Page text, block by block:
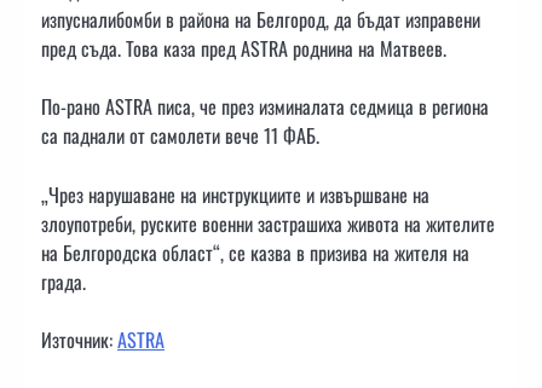
изпусналибомби в района на Белгород, да бъдат изправени
пред съда. Това каза пред ASTRA роднина на Матвеев.
По-рано ASTRA писа, че през изминалата седмица в региона
са паднали от самолети вече 11 ФАБ.
„Чрез нарушаване на инструкциите и извършване на
злоупотреби, руските военни застрашиха живота на жителите
на Белгородска област“, ​​се казва в призива на жителя на
града.
Източник:ASTRA